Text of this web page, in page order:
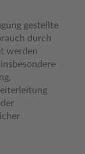
gestellte
durch
werden